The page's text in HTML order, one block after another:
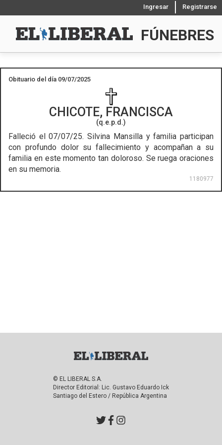
Ingresar Registrarse
FÚNEBRES
Obituario del día 09/07/2025
CHICOTE, FRANCISCA
(q.e.p.d.)
Falleció el 07/07/25. Silvina Mansilla y familia participan
con profundo dolor su fallecimiento y acompañan a su
familia en este momento tan doloroso. Se ruega oraciones
en su memoria.
1180977
© EL LIBERAL S.A.
Director Editorial: Lic. Gustavo Eduardo Ick
Santiago del Estero / República Argentina